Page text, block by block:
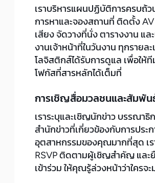
เราบริหารแผนปฏิบัติการครบถ้
การหาและจองสถานที่ ติดตั้ง AV
เสียง จัดวางที่นั่ง ตารางงาน แล
งานเจ้าหน้าที่ในวันงาน ทุกรายล
โลจิสติกส์ได้รับการดูแล เพื่อให้
โฟกัสที่สารหลักได้เต็มที่
การเชิญสื่อมวลชนและสัมพัน
เราระบุและเชิญนักข่าว บรรณาธิ
สำนักข่าวที่เกี่ยวข้องกับการประก
อุตสาหกรรมของคุณมากที่สุด เร
RSVP ติดตามผู้เชิญสำคัญ และ
เข้าร่วม ให้คุณรู้ล่วงหน้าว่าใครจะ